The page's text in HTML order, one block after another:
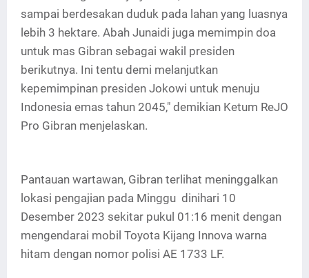
sampai berdesakan duduk pada lahan yang luasnya
lebih 3 hektare. Abah Junaidi juga memimpin doa
untuk mas Gibran sebagai wakil presiden
berikutnya. Ini tentu demi melanjutkan
kepemimpinan presiden Jokowi untuk menuju
Indonesia emas tahun 2045," demikian Ketum ReJO
Pro Gibran menjelaskan.
Pantauan wartawan, Gibran terlihat meninggalkan
lokasi pengajian pada Minggu dinihari 10
Desember 2023 sekitar pukul 01:16 menit dengan
mengendarai mobil Toyota Kijang Innova warna
hitam dengan nomor polisi AE 1733 LF.